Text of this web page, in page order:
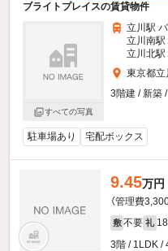
ブライトプレイスの賃貸物件
すべての写真
立川駅
立川南駅
立川北駅
東京都立
3階建 / 新築
駐車場あり 宅配ボックス
9.45万円
（管理費3,300
敷 不要 礼
3階 / 1LDK /